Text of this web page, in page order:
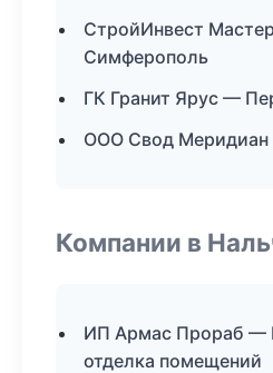
СтройИнвест
Симферополь
ГК Гранит Ярус —
ООО Свод Меридиан
Компании в
ИП Армас Прораб —
отделка помещений